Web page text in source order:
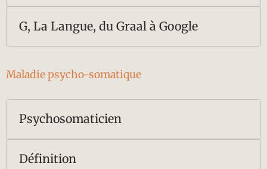
G, La Langue, du Graal à Google
Maladie psycho-somatique
Psychosomaticien
Définition